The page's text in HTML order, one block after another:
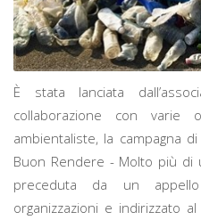
È stata lanciata
collaborazione con varie
ambientaliste, la campagna
Buon Rendere - Molto più di
preceduta da un
organizzazioni e indirizzato